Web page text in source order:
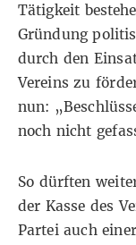
Tätigkeit
Gründung
durch den
Vereins zu
nun:
noch nicht
So dürften
der Kasse des
Partei auch